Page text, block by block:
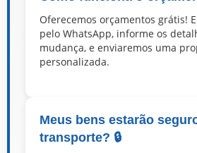
Oferecemos orçamentos grátis!
pelo WhatsApp, informe os
mudança, e enviaremos uma
personalizada.
Meus bens estarão
transporte? 🔒